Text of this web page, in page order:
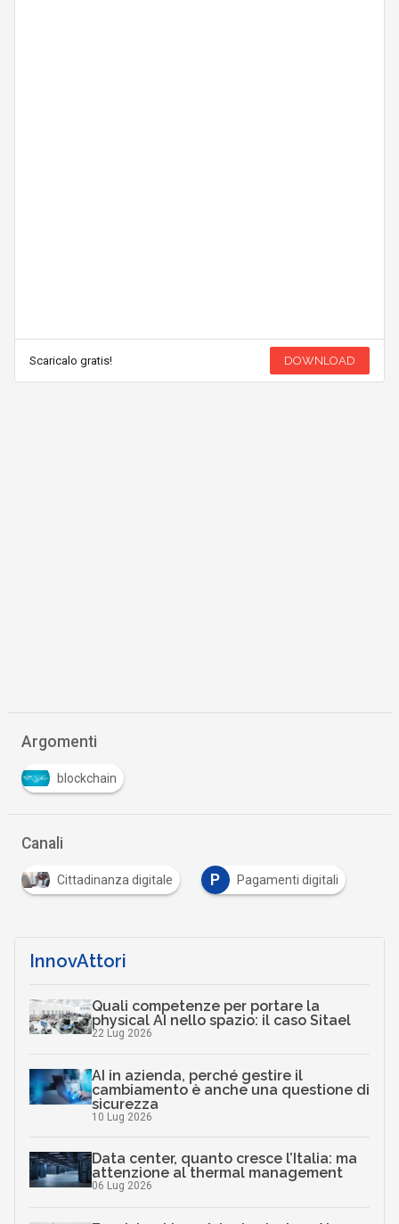
Scaricalo gratis! DOWNLOAD
Argomenti
blockchain
Canali
Cittadinanza digitale P Pagamenti digitali
InnovAttori
Quali competenze per portare la
physical AI nello spazio: il caso Sitael
22 Lug 2026
AI in azienda, perché gestire il
cambiamento è anche una questione di
sicurezza
10 Lug 2026
Data center, quanto cresce l’Italia: ma
attenzione al thermal management
06 Lug 2026